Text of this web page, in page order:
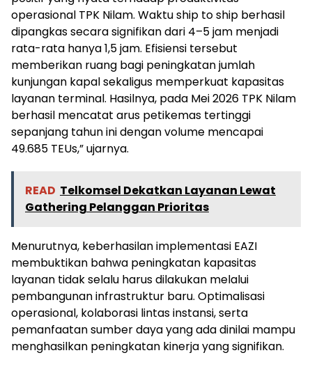
operasional TPK Nilam. Waktu ship to ship berhasil
dipangkas secara signifikan dari 4–5 jam menjadi
rata-rata hanya 1,5 jam. Efisiensi tersebut
memberikan ruang bagi peningkatan jumlah
kunjungan kapal sekaligus memperkuat kapasitas
layanan terminal. Hasilnya, pada Mei 2026 TPK Nilam
berhasil mencatat arus petikemas tertinggi
sepanjang tahun ini dengan volume mencapai
49.685 TEUs,” ujarnya.
READ Telkomsel Dekatkan Layanan Lewat
Gathering Pelanggan Prioritas
Menurutnya, keberhasilan implementasi EAZI
membuktikan bahwa peningkatan kapasitas
layanan tidak selalu harus dilakukan melalui
pembangunan infrastruktur baru. Optimalisasi
operasional, kolaborasi lintas instansi, serta
pemanfaatan sumber daya yang ada dinilai mampu
menghasilkan peningkatan kinerja yang signifikan.